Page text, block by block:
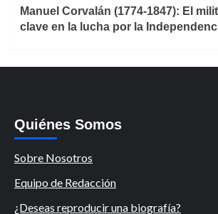
Manuel Corvalán (1774-1847): El
clave en la lucha por la
Quiénes Somos
Sobre Nosotros
Equipo de Redacción
¿Deseas reproducir una biografía?